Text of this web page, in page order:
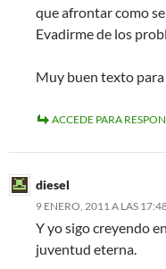
que afrontar como
Evadirme de los
Muy buen texto
ACCEDE PARA
diesel
9 ENERO, 2011 A LAS
Y yo sigo creyendo
juventud eterna.